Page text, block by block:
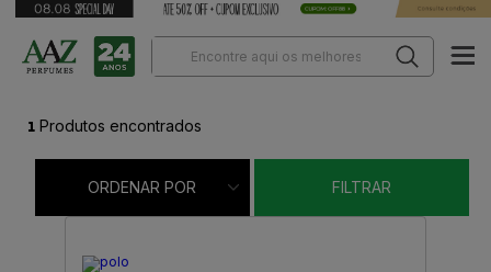
1 Produtos encontrados
ORDENAR POR FILTRAR